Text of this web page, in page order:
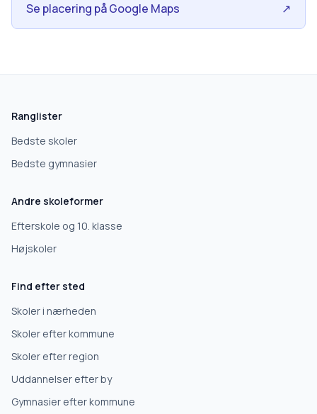
Se placering på Google Maps ↗
Ranglister
Bedste skoler
Bedste gymnasier
Andre skoleformer
Efterskole og 10. klasse
Højskoler
Find efter sted
Skoler i nærheden
Skoler efter kommune
Skoler efter region
Uddannelser efter by
Gymnasier efter kommune